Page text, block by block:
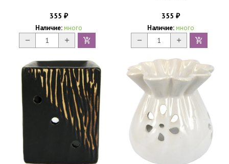
355 ₽
Наличие: много
355 ₽
Наличие: много